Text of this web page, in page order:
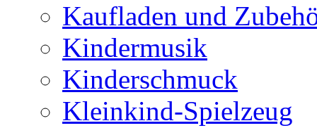
Kaufladen und
Kindermusik
Kinderschmuck
Kleinkind-Spielzeug